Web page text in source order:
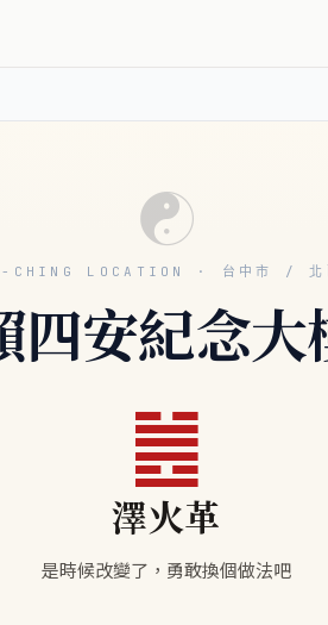
☯
CHING LOCATION · 台中市 / 北
四安紀念大
䷰
澤火革
是時候改變了，勇敢換個做法吧